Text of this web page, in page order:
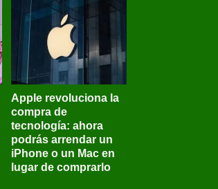
Apple revoluciona la
compra de
tecnología: ahora
podrás arrendar un
iPhone o un Mac en
lugar de comprarlo